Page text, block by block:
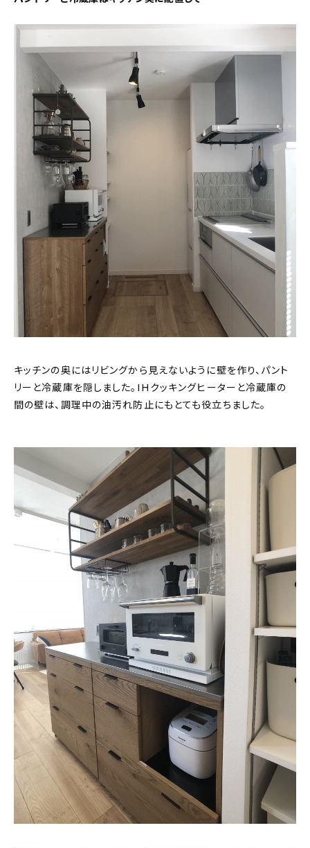
キッチンの奥にはリビングから見えないように壁を作り、パント
リーと冷蔵庫を隠しました。IHクッキングヒーターと冷蔵庫の
間の壁は、調理中の油汚れ防止にもとても役立ちました。